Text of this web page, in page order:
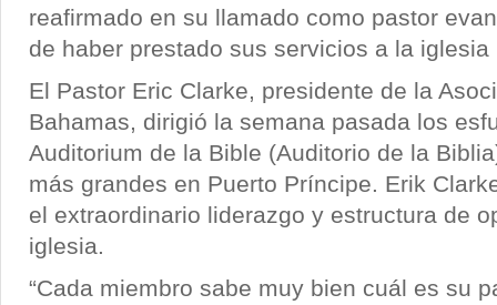
reafirmado en su llamado como pastor
de haber prestado sus servicios a la
El Pastor Eric Clarke, presidente de la
Bahamas, dirigió la semana pasada los
Auditorium de la Bible (Auditorio de la
más grandes en Puerto Príncipe. Erik
el extraordinario liderazgo y estructura de
iglesia.
“Cada miembro sabe muy bien cuál es su